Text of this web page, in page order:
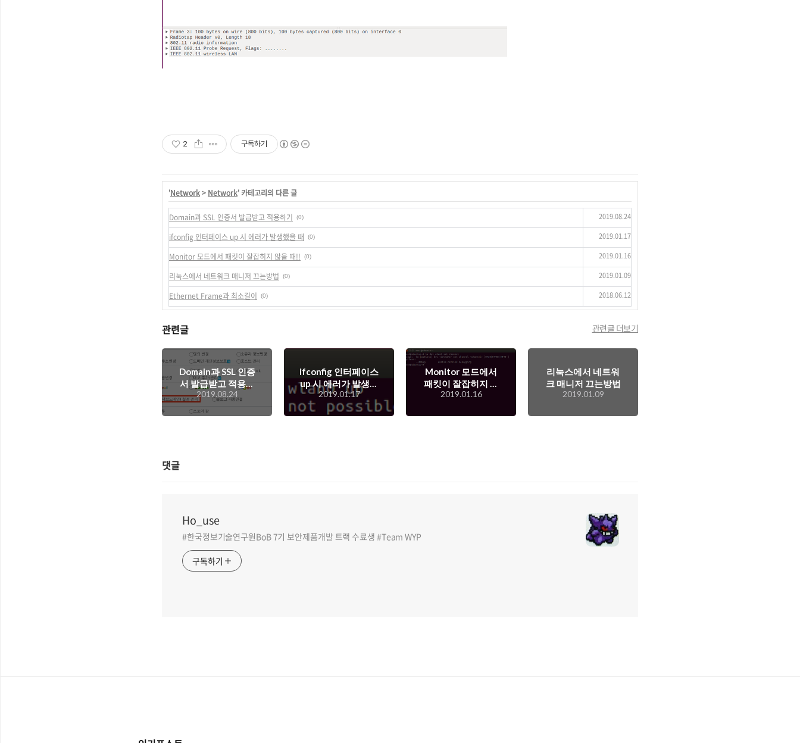
2 구독하기
'Network> Network' 카테고리의 다른 글
Domain과 SSL 인증서 발급받고 적용하기 (0) 2019.08.24
ifconfig 인터페이스 up 시 에러가 발생했을 때 (0) 2019.01.17
Monitor 모드에서 패킷이 잘잡히지 않을 때!! (0) 2019.01.16
리눅스에서 네트워크 매니저 끄는방법 (0) 2019.01.09
Ethernet Frame과 최소길이 (0) 2018.06.12
관련글 관련글 더보기
Domain과 SSL 인증
서 발급받고 적용하
기
2019.08.24
ifconfig 인터페이스
up 시 에러가 발생했
을 때
2019.01.17
Monitor 모드에서
패킷이 잘잡히지 않
을 때!!
2019.01.16
리눅스에서 네트워
크 매니저 끄는방법
2019.01.09
댓글
Ho_use
#한국정보기술연구원BoB 7기 보안제품개발 트랙 수료생 #Team WYP
구독하기